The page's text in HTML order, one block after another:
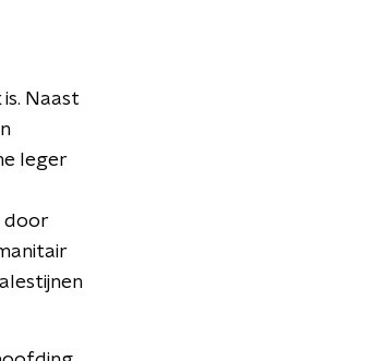
Naast
leger
door